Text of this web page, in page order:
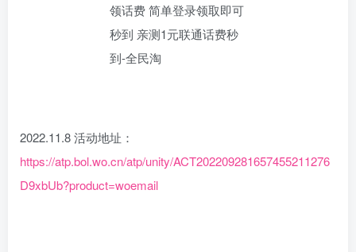
2022.11.8 活动地址：
https://atp.bol.wo.cn/atp/unity/ACT202209281657455211276
D9xbUb?product=woemail